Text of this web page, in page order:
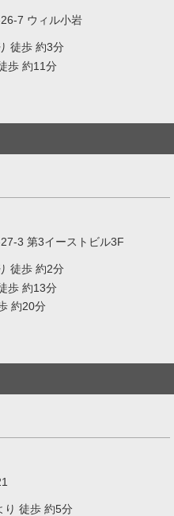
7 ウィル小岩
徒歩 約3分
歩 約11分
3 第3イーストビル3F
徒歩 約2分
歩 約13分
約20分
り 徒歩 約5分